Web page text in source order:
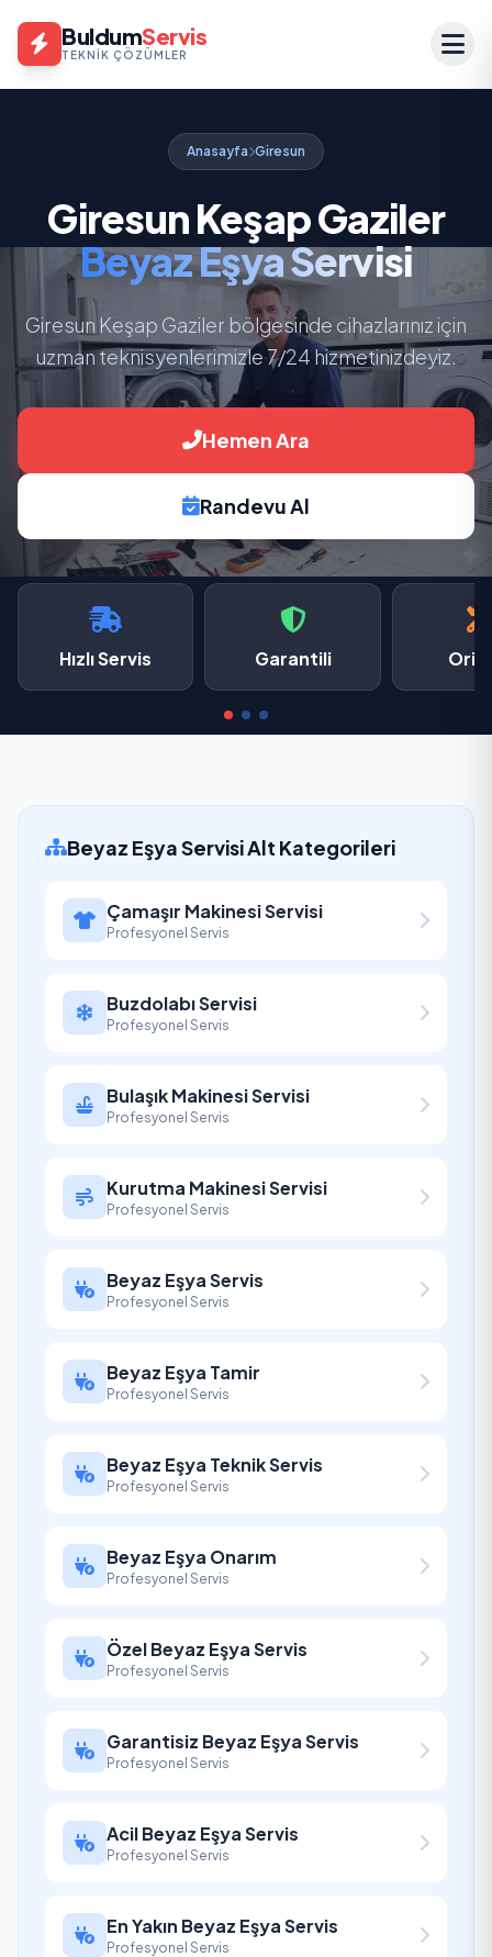
BuldumServis
TEKNIK ÇÖZÜMLER
Anasayfa Giresun
Giresun Keşap Gaziler
Beyaz Eşya Servisi
Giresun Keşap Gaziler bölgesinde cihazlarınız için
uzman teknisyenlerimizle 7/24 hizmetinizdeyiz.
Hemen Ara
Randevu Al
Hızlı Servis Garantili
Beyaz Eşya Servisi Alt Kategorileri
Çamaşır Makinesi Servisi
Profesyonel Servis
Buzdolabı Servisi
Profesyonel Servis
Bulaşık Makinesi Servisi
Profesyonel Servis
Kurutma Makinesi Servisi
Profesyonel Servis
Beyaz Eşya Servis
Profesyonel Servis
Beyaz Eşya Tamir
Profesyonel Servis
Beyaz Eşya Teknik Servis
Profesyonel Servis
Beyaz Eşya Onarım
Profesyonel Servis
Özel Beyaz Eşya Servis
Profesyonel Servis
Garantisiz Beyaz Eşya Servis
Profesyonel Servis
Acil Beyaz Eşya Servis
Profesyonel Servis
En Yakın Beyaz Eşya Servis
Profesyonel Servis